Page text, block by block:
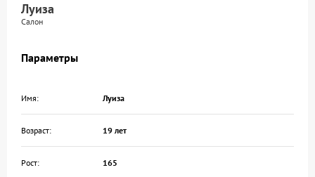
Луиза
Салон
Параметры
Имя: Луиза
Возраст: 19 лет
Рост: 165